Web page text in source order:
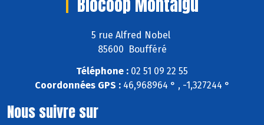
5 rue Alfred Nobel
85600 Boufféré
Téléphone : 02 51 09 22 55
Coordonnées GPS :46,968964 ° , -1,327244 °
Nous suivre sur